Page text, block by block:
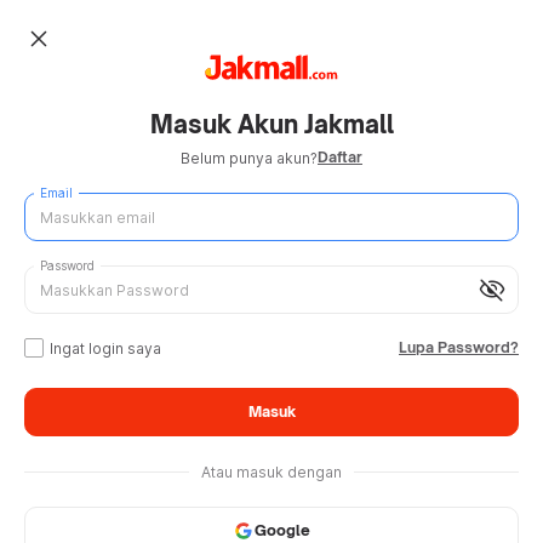
close
Masuk Akun Jakmall
Belum punya akun?Daftar
Email
visibility_off
Password
Ingat login saya Lupa Password?
Masuk
Atau masuk dengan
Google